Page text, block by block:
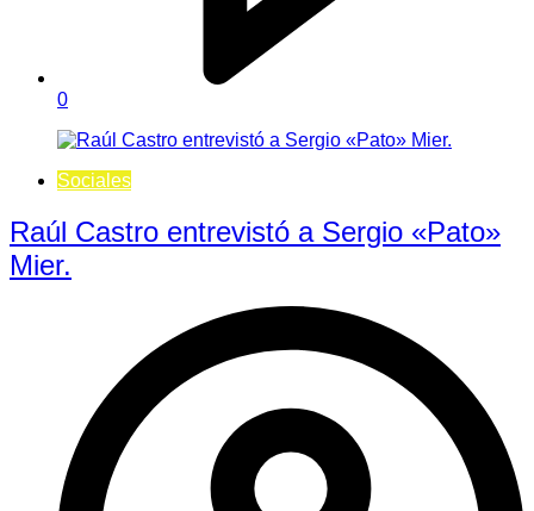
0
Sociales
Raúl Castro entrevistó a Sergio «Pato»
Mier.